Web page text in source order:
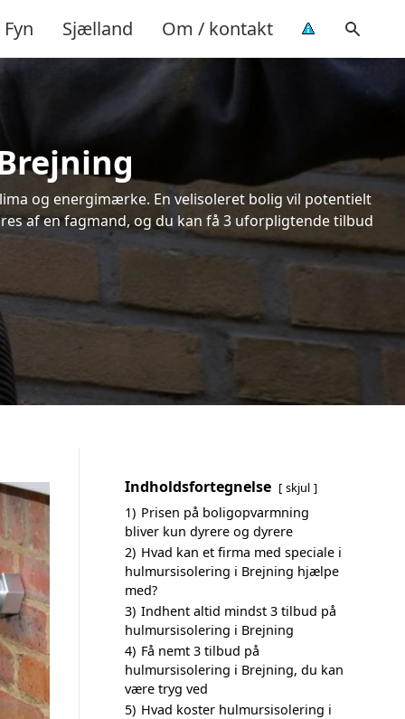
Fyn Sjælland Om / kontakt
og energimærke. En velisoleret bolig vil potentielt
af en fagmand, og du kan få 3 uforpligtende tilbud
Indholdsfortegnelse skjul
1) Prisen på boligopvarmning
bliver kun dyrere og dyrere
2) Hvad kan et firma med speciale i
hulmursisolering i Brejning hjælpe
med?
3) Indhent altid mindst 3 tilbud på
hulmursisolering i Brejning
4) Få nemt 3 tilbud på
hulmursisolering i Brejning, du kan
være tryg ved
5) Hvad koster hulmursisolering i